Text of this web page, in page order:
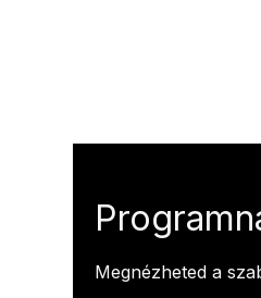
Megnézheted a